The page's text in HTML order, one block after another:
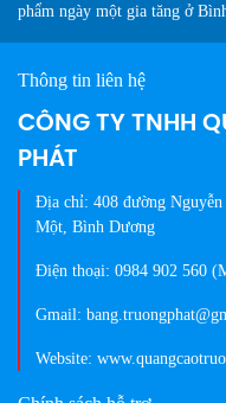
phẩm ngày một gia tăng ở
Thông tin liên hệ
CÔNG TY TNHH
PHÁT
Địa chỉ: 408 đường
Một, Bình Dương
Điện thoại: 0984 902 560
Gmail:
Website: